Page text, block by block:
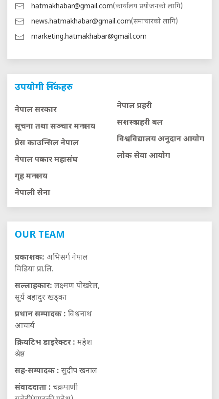
hatmakhabar@gmail.com(कार्यालय प्रयोजनको लागि)
news.hatmakhabar@gmail.com(समाचारको लागि)
marketing.hatmakhabar@gmail.com
उपयोगी लिंकहरु
नेपाल सरकार
सूचना तथा सञ्चार मन्त्रालय
प्रेस काउन्सिल नेपाल
नेपाल पत्रकार महासंघ
गृह मन्त्रालय
नेपाली सेना
नेपाल प्रहरी
सशस्त्र प्रहरी बल
विश्वविद्यालय अनुदान आयाेग
लाेक सेवा आयाेग
OUR TEAM
प्रकाशक: अभिसर्ग नेपाल
मिडिया प्रा.लि.
सल्लाहकार: लक्ष्मण पोखरेल,
सूर्य बहादुर खड्का
प्रधान सम्पादक : विश्वनाथ
आचार्य
क्रियटिभ डाइरेक्टर : महेश
श्रेष्ठ
सह-सम्पादक : सुदीप खनाल
संवाददाता : चक्रपाणी